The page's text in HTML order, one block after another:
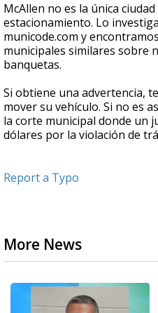
McAllen no es la única
estacionamiento. Lo
municode.com y
municipales similares sobre
banquetas.
Si obtiene una advertencia,
mover su vehículo. Si no es
la corte municipal donde un
dólares por la violación de
Report a Typo
More News